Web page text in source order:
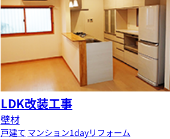
LDK改装工事
壁材
戸建て マンション1dayリフォーム